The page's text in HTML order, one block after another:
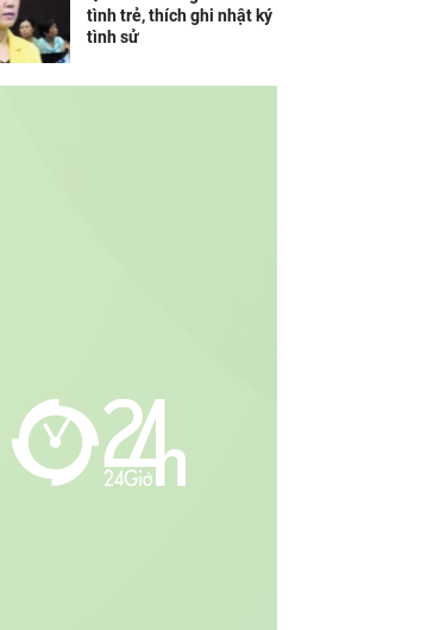
tình trẻ, thích ghi nhật ký
tình sử